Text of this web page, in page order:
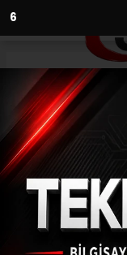
3
Anasayfa Ekonomi
(İHA) - İhlas Haber